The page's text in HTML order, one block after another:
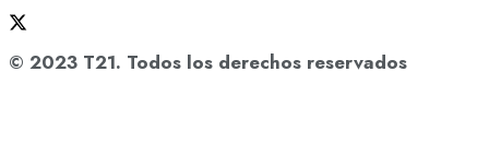
© 2023 T21. Todos los derechos reservados